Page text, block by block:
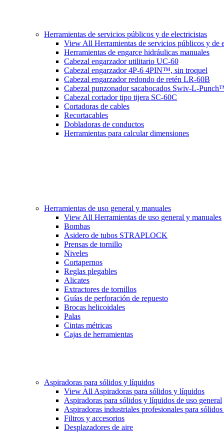
Herramientas de servicios públicos y de electricistas
View All Herramientas de servicios públicos y de
Herramientas de engarce hidráulicas manuales
Cabezal engarzador utilitario UC-60
Cabezal engarzador 4P-6 4PIN™, sin troquel
Cabezal engarzador redondo de retén LR-60B
Cabezal punzonador sacabocados Swiv-L-
Cabezal cortador tipo tijera SC-60C
Cortadoras de cables
Recortacables
Dobladoras de conductos
Herramientas para calcular dimensiones
Herramientas de uso general y manuales
View All Herramientas de uso general y manuales
Bombas
Asidero de tubos STRAPLOCK
Prensas de tornillo
Niveles
Cortapernos
Reglas plegables
Alicates
Extractores de tornillos
Guías de perforación de repuesto
Brocas helicoidales
Palas
Cintas métricas
Cajas de herramientas
Aspiradoras para sólidos y líquidos
View All Aspiradoras para sólidos y líquidos
Aspiradoras para sólidos y líquidos de uso general
Aspiradoras industriales profesionales para
Filtros y accesorios
Desplazadores de aire